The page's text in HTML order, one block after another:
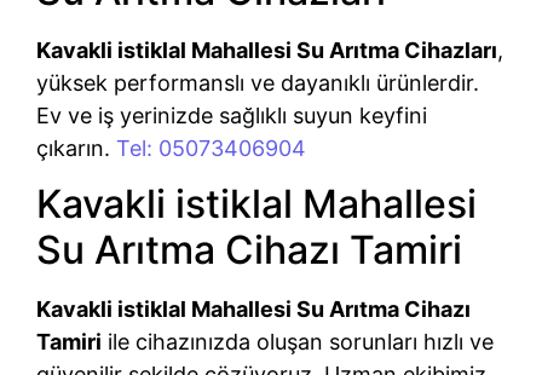
Kavakli istiklal Mahallesi Su Arıtma Cihazları,
yüksek performanslı ve dayanıklı ürünlerdir.
Ev ve iş yerinizde sağlıklı suyun keyfini
çıkarın. Tel: 05073406904
Kavakli istiklal Mahallesi
Su Arıtma Cihazı Tamiri
Kavakli istiklal Mahallesi Su Arıtma Cihazı
Tamiri ile cihazınızda oluşan sorunları hızlı ve